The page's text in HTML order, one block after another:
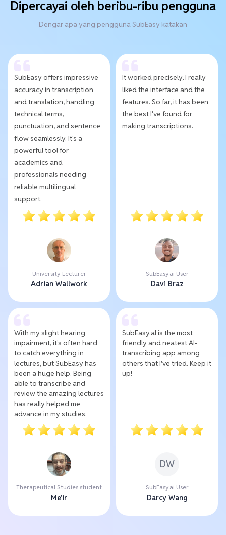
Dipercayai oleh beribu-ribu pengguna
Dengar apa yang pengguna SubEasy katakan
SubEasy offers impressive
accuracy in transcription
and translation, handling
technical terms,
punctuation, and sentence
flow seamlessly. It's a
powerful tool for
academics and
professionals needing
reliable multilingual
support.
University Lecturer
Adrian Wallwork
It worked precisely, I really
liked the interface and the
features. So far, it has been
the best I've found for
making transcriptions.
SubEasy.ai User
Davi Braz
With my slight hearing
impairment, it's often hard
to catch everything in
lectures, but SubEasy has
been a huge help. Being
able to transcribe and
review the amazing lectures
has really helped me
advance in my studies.
Therapeutical Studies student
Me'ir
SubEasy.al is the most
friendly and neatest AI-
transcribing app among
others that I've tried. Keep it
up!
DW
SubEasy.ai User
Darcy Wang